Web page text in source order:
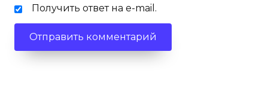
Получить ответ на e-mail.